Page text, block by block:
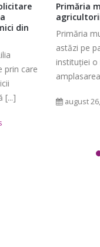
care
Primăria
agricultorii
Primăria
astăzi pe
instituției o
amplasarea
august 26,
Consiliului
2026